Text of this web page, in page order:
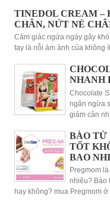
TINEDOL CREAM –
CHÂN, NỨT NẺ
Cảm giác ngứa ngáy gây
tay là nỗi ám ảnh của không
NHANH
Chocolate
ngăn ngừa
giảm cân
BÀO TỬ
TỐT
BAO
Pregmom
nhiêu? Bào
hay không? mua Pregmom ở